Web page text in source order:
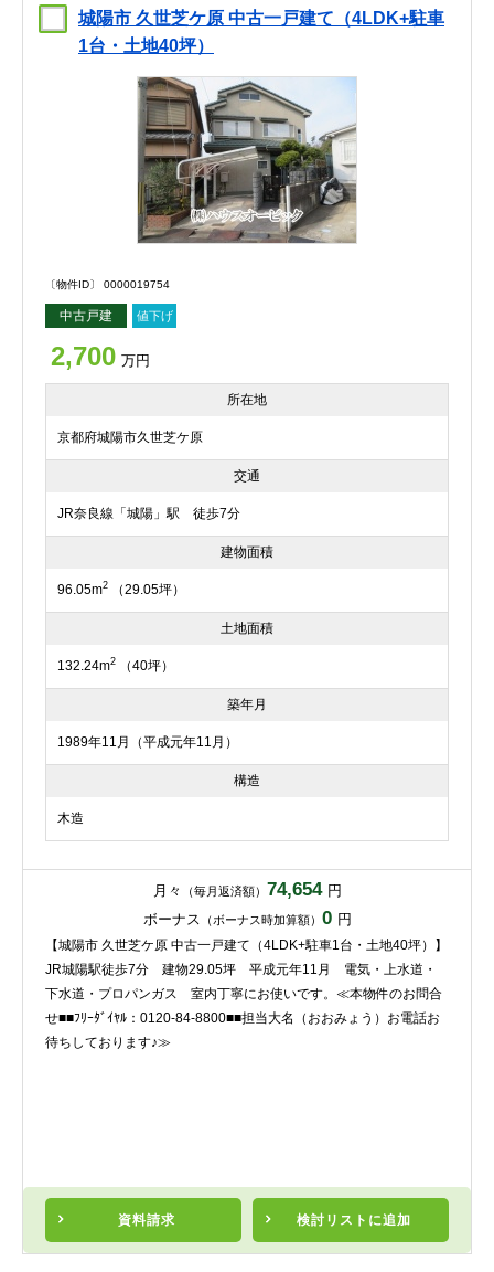
城陽市 久世芝ケ原 中古一戸建て（4LDK+駐車
1台・土地40坪）
〔物件ID〕 0000019754
中古戸建 値下げ
2,700 万円
所在地
京都府城陽市久世芝ケ原
交通
JR奈良線「城陽」駅 徒歩7分
建物面積
96.05m2 （29.05坪）
土地面積
132.24m2 （40坪）
築年月
1989年11月（平成元年11月）
構造
木造
月々 （毎月返済額） 74,654 円
ボーナス （ボーナス時加算額） 0 円
資料請求 検討リスト に追加
【城陽市 久世芝ケ原 中古一戸建て（4LDK+駐車1台・土地40坪）】
JR城陽駅徒歩7分 建物29.05坪 平成元年11月 電気・上水道・
下水道・プロパンガス 室内丁寧にお使いです。≪本物件のお問合
せ■■ﾌﾘｰﾀﾞｲﾔﾙ：0120-84-8800■■担当大名（おおみょう）お電話お
待ちしております♪≫